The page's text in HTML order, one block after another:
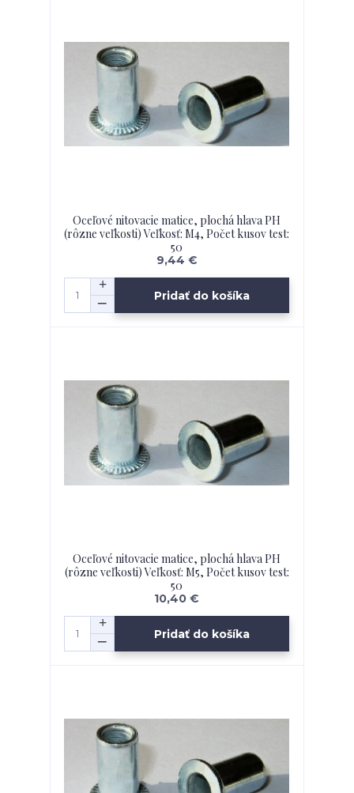
Oceľové nitovacie matice, plochá hlava PH
(rôzne veľkosti) Veľkosť: M4, Počet kusov test:
50
9,44 €
Pridať do košíka
Oceľové nitovacie matice, plochá hlava PH
(rôzne veľkosti) Veľkosť: M5, Počet kusov test:
50
10,40 €
Pridať do košíka